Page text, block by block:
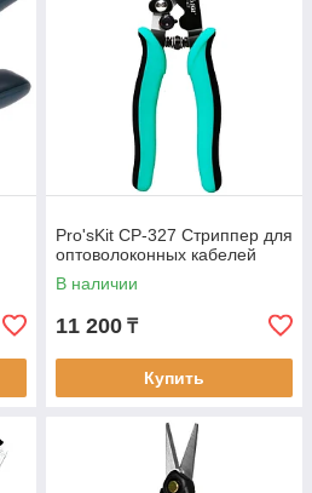
Pro'sKit CP-327 Стриппер для
оптоволоконных кабелей
В наличии
11 200 ₸
Купить